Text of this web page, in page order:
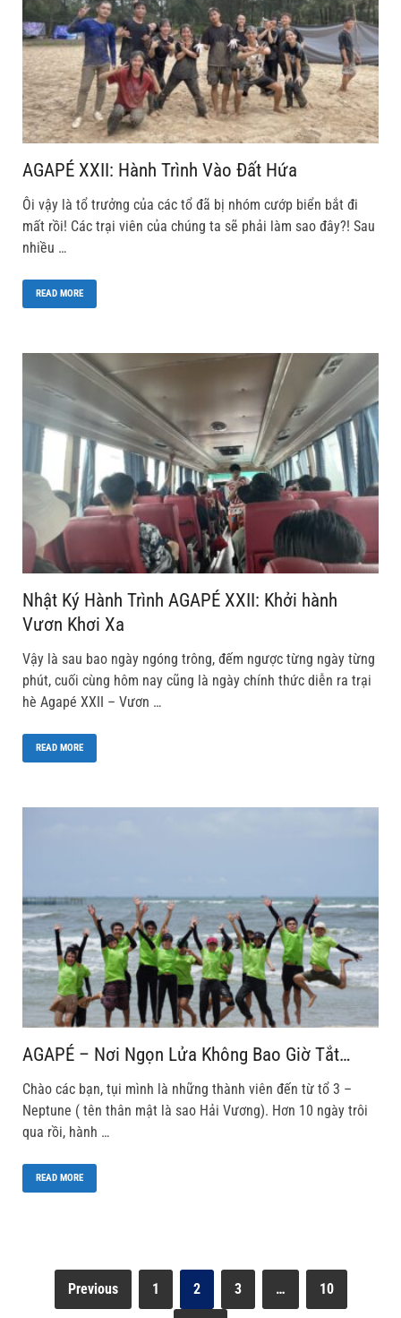
AGAPÉ XXII: Hành Trình Vào Đất Hứa
Ôi vậy là tổ trưởng của các tổ đã bị nhóm cướp biển bắt đi
mất rồi! Các trại viên của chúng ta sẽ phải làm sao đây?! Sau
nhiều …
READ MORE
Nhật Ký Hành Trình AGAPÉ XXII: Khởi hành
Vươn Khơi Xa
Vậy là sau bao ngày ngóng trông, đếm ngược từng ngày từng
phút, cuối cùng hôm nay cũng là ngày chính thức diễn ra trại
hè Agapé XXII – Vươn …
READ MORE
AGAPÉ – Nơi Ngọn Lửa Không Bao Giờ Tắt…
Chào các bạn, tụi mình là những thành viên đến từ tổ 3 –
Neptune ( tên thân mật là sao Hải Vương). Hơn 10 ngày trôi
qua rồi, hành …
READ MORE
Previous 1 2 3 … 10